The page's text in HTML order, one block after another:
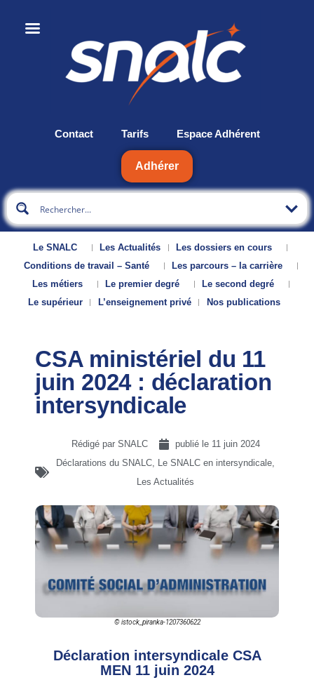
Contact Tarifs Espace Adhérent
Adhérer
Le SNALC Les Actualités
Les dossiers en cours
Conditions de travail – Santé
Les parcours – la carrière
Les métiers
Le premier degré
Le second degré
Le supérieur
L’enseignement privé Nos publications
CSA ministériel du 11
juin 2024 : déclaration
intersyndicale
Rédigé par SNALC publié le 11 juin 2024
Déclarations du SNALC, Le SNALC en intersyndicale,
Les Actualités
© istock_piranka-1207360622
Déclaration intersyndicale CSA
MEN 11 juin 2024